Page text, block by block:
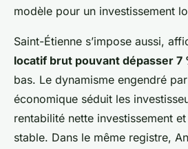
modèle pour un investissement
Saint-Étienne s’impose aussi,
locatif brut pouvant dépasser 7
bas. Le dynamisme engendré
économique séduit les
rentabilité nette investissement
stable. Dans le même registre,